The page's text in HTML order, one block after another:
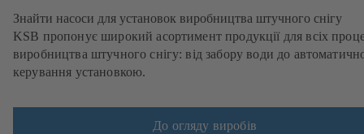
Знайти насоси для установок виробництва штучного снігу
KSB пропонує широкий асортимент продукції для всіх
виробництва штучного снігу: від забору води до
керування установкою.
До огляду виробів